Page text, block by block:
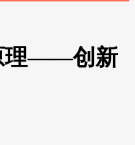
理——创新